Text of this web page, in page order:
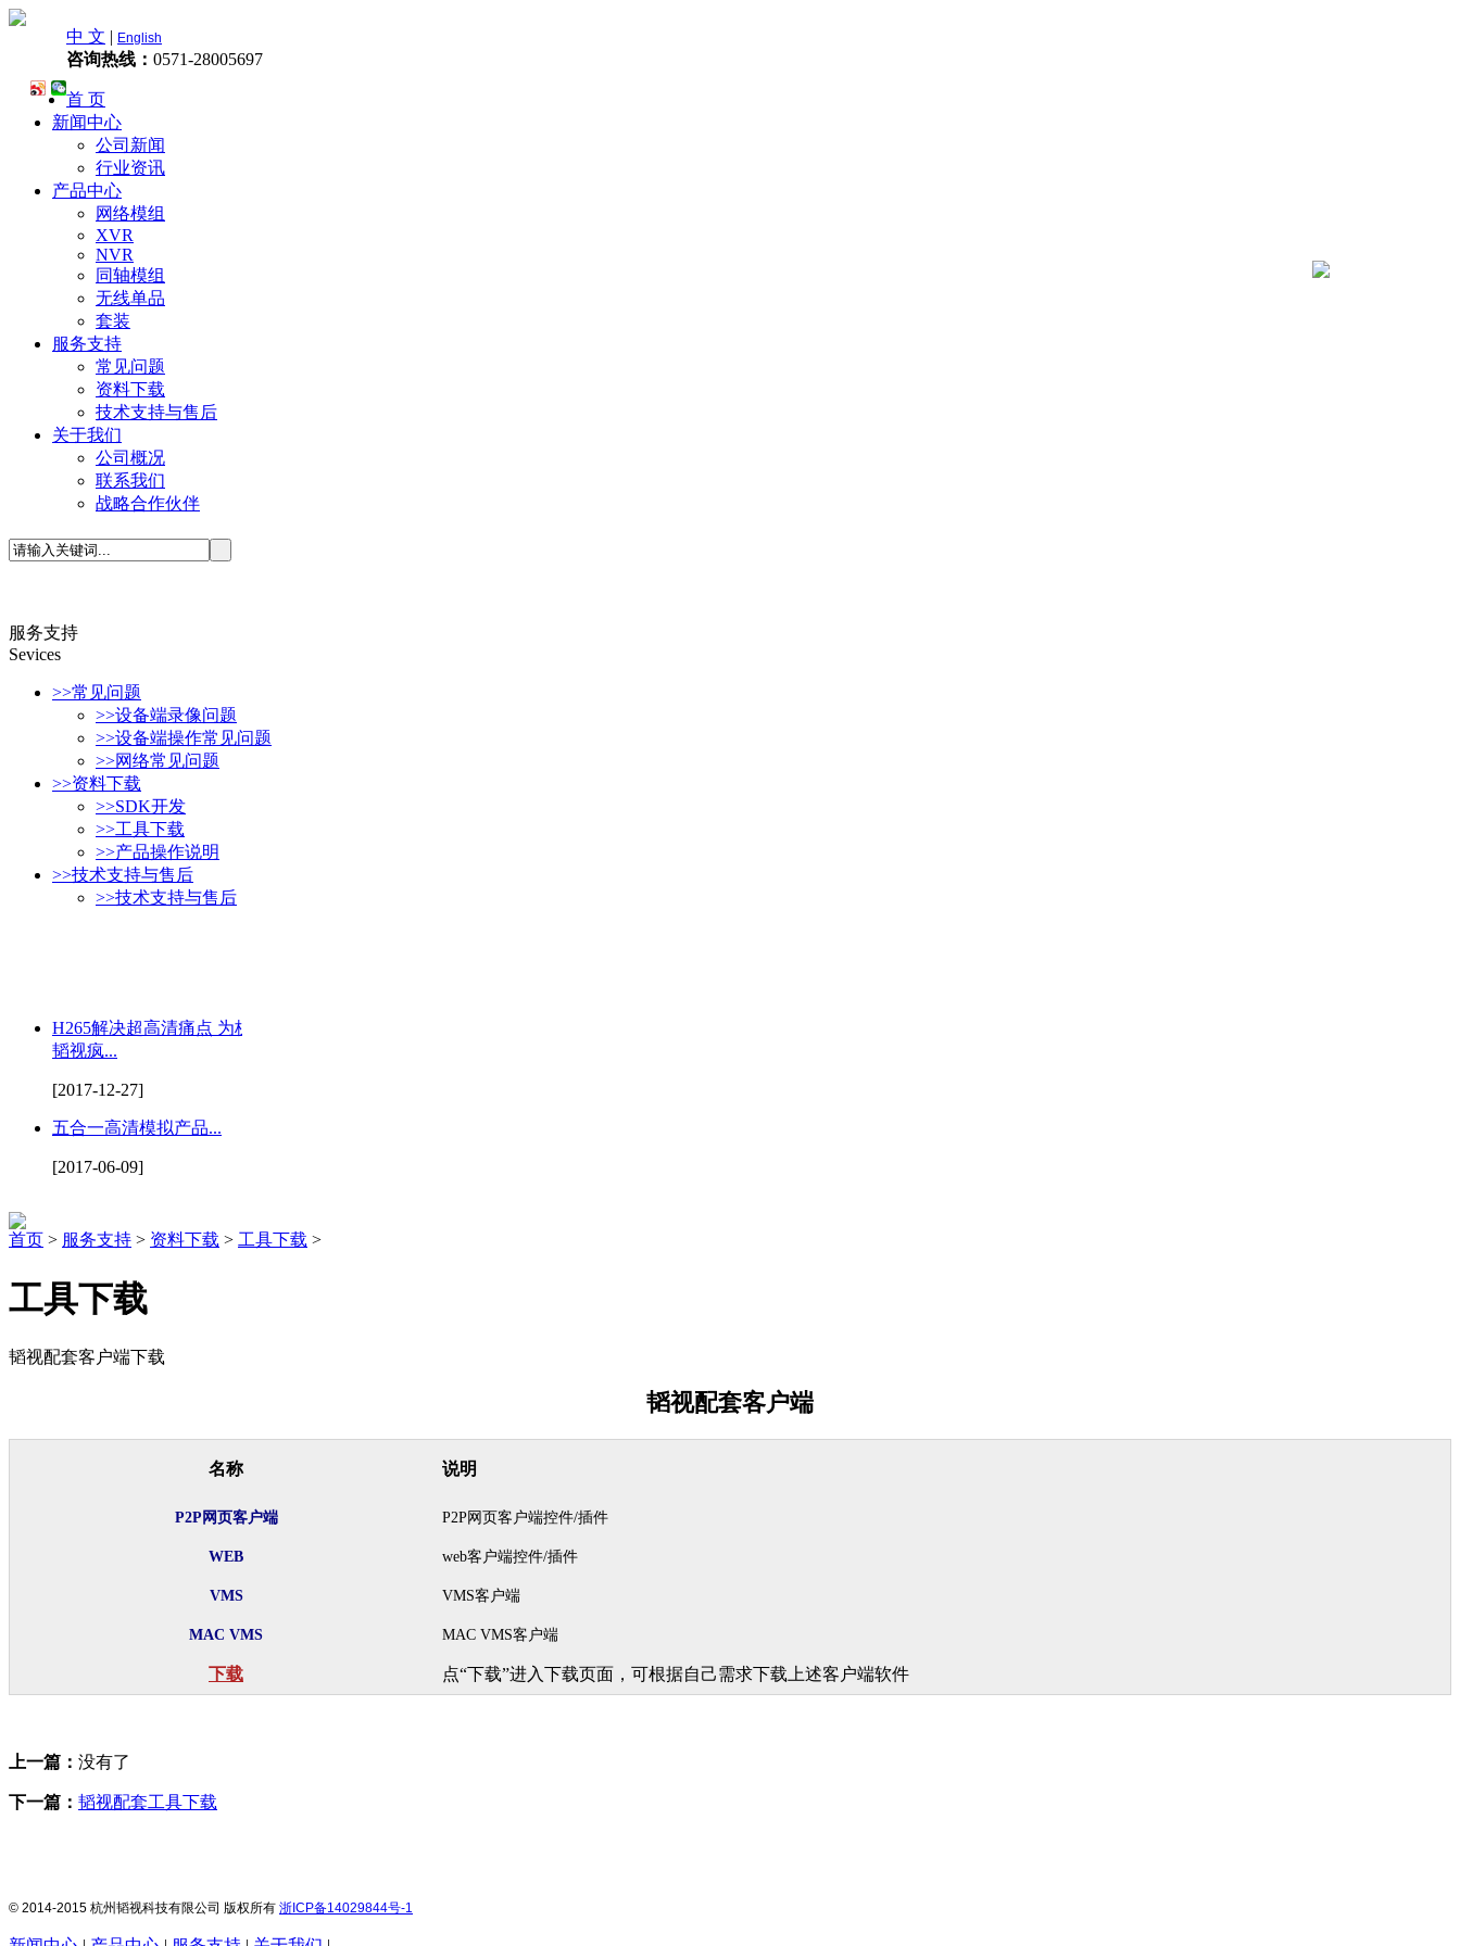
中 文 | English
咨询热线： 0571-28005697
首 页
新闻中心
公司新闻
行业资讯
产品中心
网络模组
XVR
NVR
同轴模组
无线单品
套装
服务支持
常见问题
资料下载
技术支持与售后
关于我们
公司概况
联系我们
战略合作伙伴
服务支持
Sevices
>>常见问题
>>设备端录像问题
>>设备端操作常见问题
>>网络常见问题
>>资料下载
>>SDK开发
>>工具下载
>>产品操作说明
>>技术支持与售后
>>技术支持与售后
H265解决超高清痛点 为杭州
韬视疯...
[2017-12-27]
五合一高清模拟产品...
[2017-06-09]
首页 > 服务支持 > 资料下载 > 工具下载 >
工具下载
韬视配套客户端下载
韬视配套客户端
名称 说明
P2P网页客户端 P2P网页客户端控件/插件
WEB web客户端控件/插件
VMS VMS客户端
MAC VMS MAC VMS客户端
下载 点“下载”进入下载页面，可根据自己需求下载上述客户端软件
上一篇： 没有了
下一篇： 韬视配套工具下载
© 2014-2015 杭州韬视科技有限公司 版权所有 浙ICP备14029844号-1